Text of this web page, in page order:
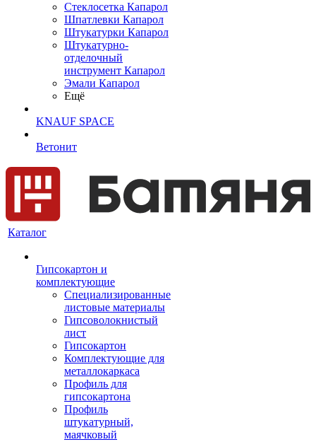
Cтеклосетка Капарол
Шпатлевки Капарол
Штукатурки Капарол
Штукатурно-
отделочный
инструмент Капарол
Эмали Капарол
Ещё
KNAUF SPACE
Ветонит
Каталог
Гипсокартон и
комплектующие
Специализированные
листовые материалы
Гипсоволокнистый
лист
Гипсокартон
Комплектующие для
металлокаркаса
Профиль для
гипсокартона
Профиль
штукатурный,
маячковый